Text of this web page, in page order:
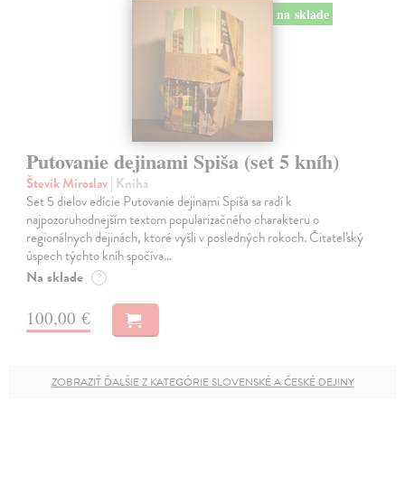
na sklade
Putovanie dejinami Spiša (set 5 kníh)
Števík Miroslav| Kniha
Set 5 dielov edície Putovanie dejinami Spiša sa radí k
najpozoruhodnejším textom popularizačného charakteru o
regionálnych dejinách, ktoré vyšli v posledných rokoch. Čitateľský
úspech týchto kníh spočíva…
Na sklade ?
100,00 €
ZOBRAZIŤ ĎALŠIE Z KATEGÓRIE SLOVENSKÉ A ČESKÉ DEJINY